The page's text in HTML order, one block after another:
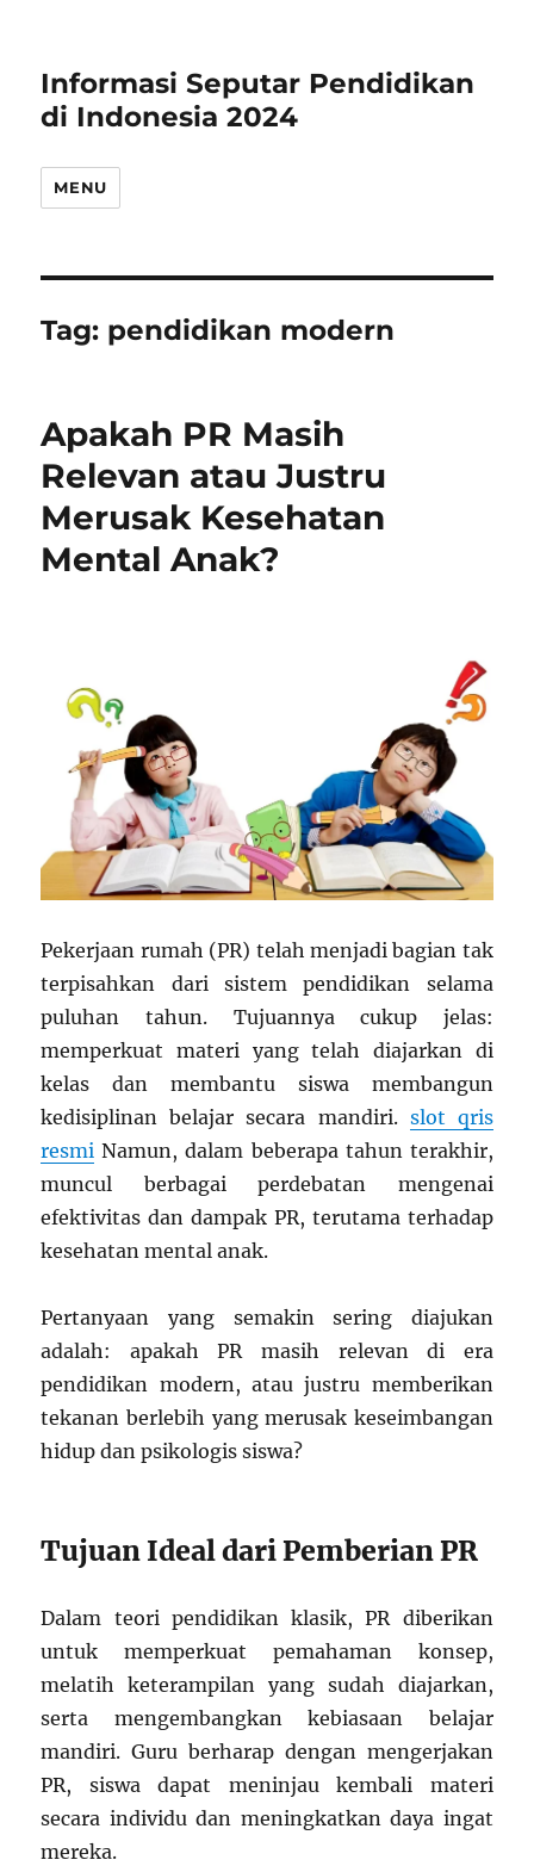
Informasi Seputar Pendidikan
di Indonesia 2024
MENU
Tag: pendidikan modern
Apakah PR Masih
Relevan atau Justru
Merusak Kesehatan
Mental Anak?
Pekerjaan rumah (PR) telah menjadi bagian tak
terpisahkan dari sistem pendidikan selama
puluhan tahun. Tujuannya cukup jelas:
memperkuat materi yang telah diajarkan di
kelas dan membantu siswa membangun
kedisiplinan belajar secara mandiri. slot qris
resmi Namun, dalam beberapa tahun terakhir,
muncul berbagai perdebatan mengenai
efektivitas dan dampak PR, terutama terhadap
kesehatan mental anak.
Pertanyaan yang semakin sering diajukan
adalah: apakah PR masih relevan di era
pendidikan modern, atau justru memberikan
tekanan berlebih yang merusak keseimbangan
hidup dan psikologis siswa?
Tujuan Ideal dari Pemberian PR
Dalam teori pendidikan klasik, PR diberikan
untuk memperkuat pemahaman konsep,
melatih keterampilan yang sudah diajarkan,
serta mengembangkan kebiasaan belajar
mandiri. Guru berharap dengan mengerjakan
PR, siswa dapat meninjau kembali materi
secara individu dan meningkatkan daya ingat
mereka.